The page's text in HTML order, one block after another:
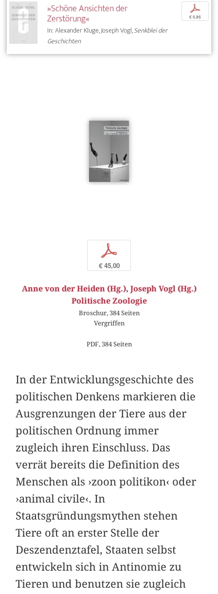
»Schöne Ansichten der
Zerstörung«
In: Alexander Kluge, Joseph Vogl,Senkblei der
Geschichten
p
€ 5,95
p
€ 45,00
Anne von der Heiden (Hg.), Joseph Vogl (Hg.)
Politische Zoologie
Broschur, 384 Seiten
Vergriffen
PDF, 384 Seiten
In der Entwicklungsgeschichte des
politischen Denkens markieren die
Ausgrenzungen der Tiere aus der
politischen Ordnung immer
zugleich ihren Einschluss. Das
verrät bereits die Definition des
Menschen als ›zoon politikon‹ oder
›animal civile‹. In
Staatsgründungsmythen stehen
Tiere oft an erster Stelle der
Deszendenztafel, Staaten selbst
entwickeln sich in Antinomie zu
Tieren und benutzen sie zugleich